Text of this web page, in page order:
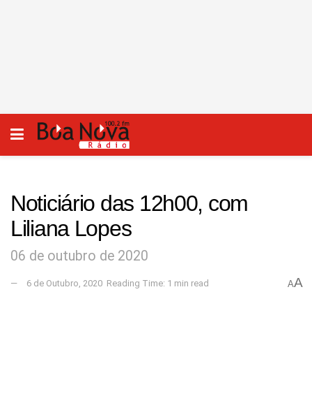
Noticiário das 12h00, com
Liliana Lopes
06 de outubro de 2020
6 de Outubro, 2020 Reading Time: 1 min read AA